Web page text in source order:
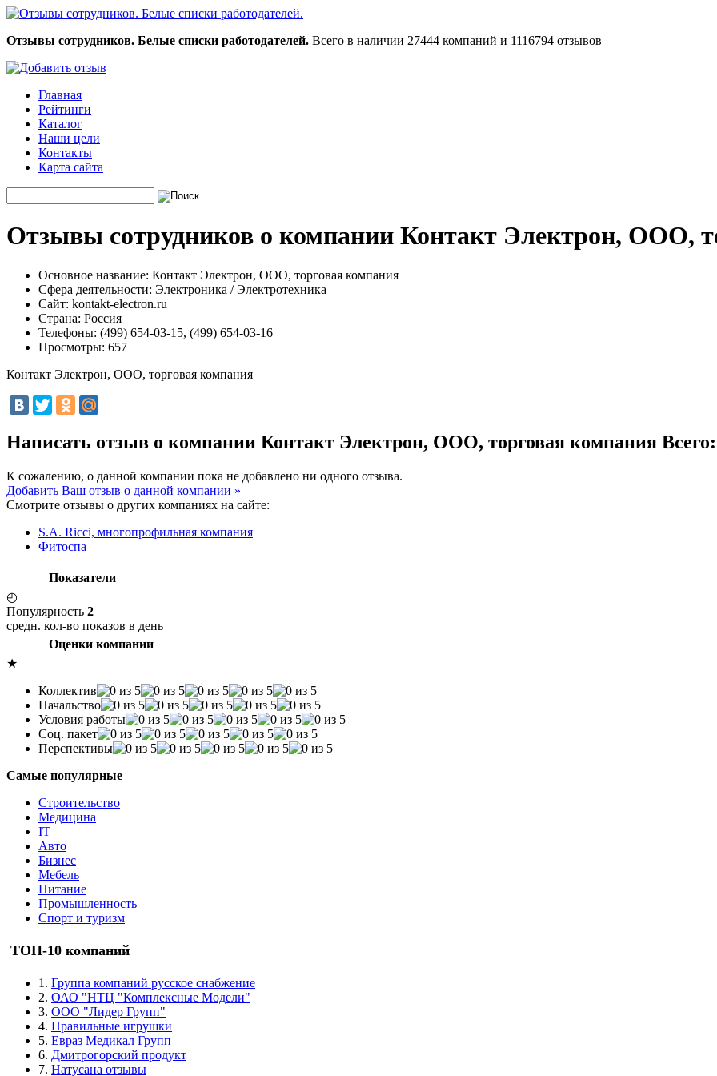
Отзывы сотрудников. Белые списки работодателей. Всего в наличии 27444 компаний и 1116794 отзывов
Главная
Рейтинги
Каталог
Наши цели
Контакты
Карта сайта
Отзывы сотрудников о компании Контакт Электрон, ООО,
Основное название: Контакт Электрон, ООО, торговая компания
Сфера деятельности: Электроника / Электротехника
Сайт: kontakt-electron.ru
Страна: Россия
Телефоны: (499) 654-03-15, (499) 654-03-16
Просмотры: 657
Контакт Электрон, ООО, торговая компания
Написать отзыв о компании Контакт Электрон, ООО, торговая компания
К сожалению, о данной компании пока не добавлено ни одного отзыва.
Добавить Ваш отзыв о данной компании »
Смотрите отзывы о других компаниях на сайте:
S.A. Ricci, многопрофильная компания
Фитоспа
Показатели
◴
Популярность 2
средн. кол-во показов в день
Оценки компании
★
Коллектив
Начальство
Условия работы
Соц. пакет
Перспективы
Самые популярные
Строительство
Медицина
IT
Авто
Бизнес
Мебель
Питание
Промышленность
Спорт и туризм
ТОП-10 компаний
1. Группа компаний русское снабжение
2. ОАО "НТЦ "Комплексные Модели"
3. ООО "Лидер Групп"
4. Правильные игрушки
5. Евраз Медикал Групп
6. Дмитрогорский продукт
7. Натусана отзывы